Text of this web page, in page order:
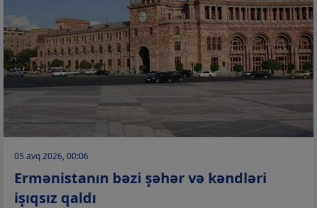
05 avq 2026, 00:06
Ermənistanın bəzi şəhər və kəndləri
işıqsız qaldı